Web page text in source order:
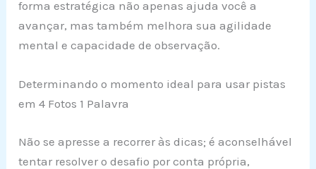
forma estratégica não apenas ajuda você a
avançar, mas também melhora sua agilidade
mental e capacidade de observação.
Determinando o momento ideal para usar pistas
em 4 Fotos 1 Palavra
Não se apresse a recorrer às dicas; é aconselhável
tentar resolver o desafio por conta própria,